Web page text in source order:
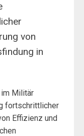
von
in
Militär
fortschrittlicher
Effizienz und